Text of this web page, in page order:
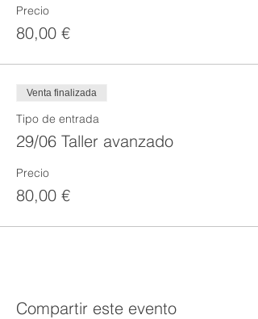
Precio
80,00 €
Venta finalizada
Tipo de entrada
29/06 Taller avanzado
Precio
80,00 €
Compartir este evento